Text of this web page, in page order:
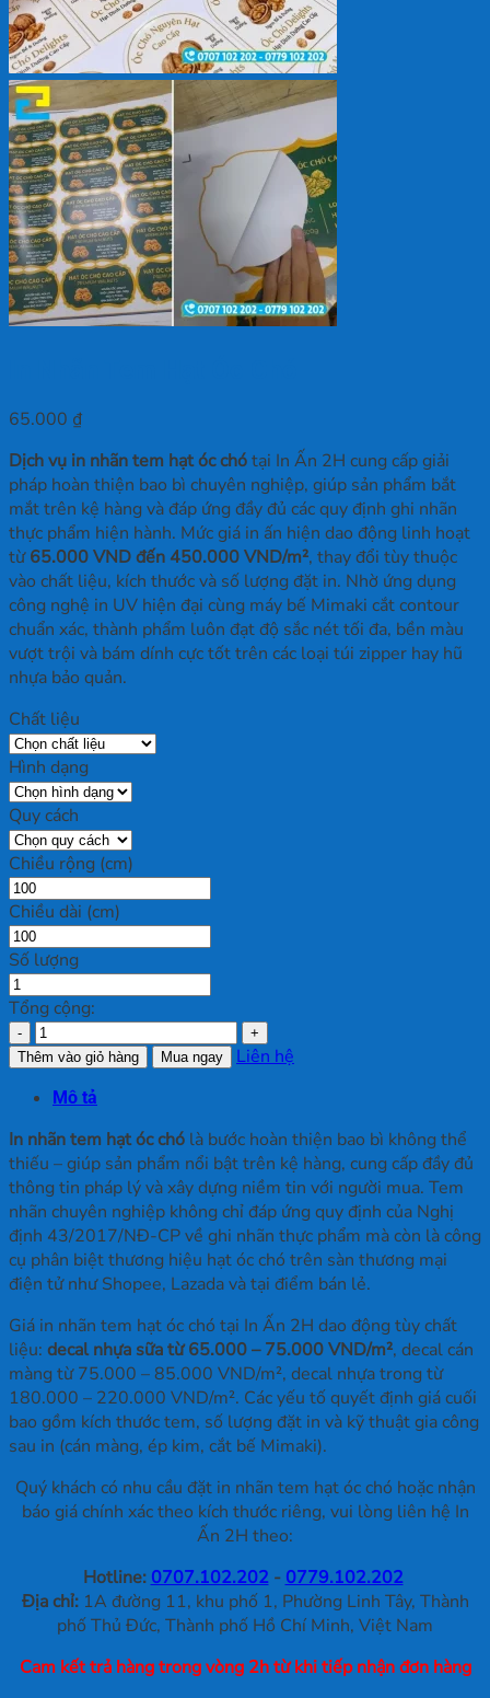
65.000 ₫
Dịch vụ in nhãn tem hạt óc chótại In Ấn 2H cung cấp giải
pháp hoàn thiện bao bì chuyên nghiệp, giúp sản phẩm bắt
mắt trên kệ hàng và đáp ứng đầy đủ các quy định ghi nhãn
thực phẩm hiện hành. Mức giá in ấn hiện dao động linh hoạt
từ65.000 VND đến 450.000 VND/m², thay đổi tùy thuộc
vào chất liệu, kích thước và số lượng đặt in. Nhờ ứng dụng
công nghệ in UV hiện đại cùng máy bế Mimaki cắt contour
chuẩn xác, thành phẩm luôn đạt độ sắc nét tối đa, bền màu
vượt trội và bám dính cực tốt trên các loại túi zipper hay hũ
nhựa bảo quản.
Chất liệu
Hình dạng
Quy cách
Chiều rộng (cm)
Chiều dài (cm)
Số lượng
Tổng cộng:
In
Nhãn
Hạt
Óc
Chó
số
lượng
Thêm vào giỏ hàng Mua ngay Liên hệ
Mô tả
In nhãn tem hạt óc chó là bước hoàn thiện bao bì không thể
thiếu – giúp sản phẩm nổi bật trên kệ hàng, cung cấp đầy đủ
thông tin pháp lý và xây dựng niềm tin với người mua. Tem
nhãn chuyên nghiệp không chỉ đáp ứng quy định của Nghị
định 43/2017/NĐ-CP về ghi nhãn thực phẩm mà còn là công
cụ phân biệt thương hiệu hạt óc chó trên sàn thương mại
điện tử như Shopee, Lazada và tại điểm bán lẻ.
Giá in nhãn tem hạt óc chó tại In Ấn 2H dao động tùy chất
liệu: decal nhựa sữa từ 65.000 – 75.000 VND/m², decal cán
màng từ 75.000 – 85.000 VND/m², decal nhựa trong từ
180.000 – 220.000 VND/m². Các yếu tố quyết định giá cuối
bao gồm kích thước tem, số lượng đặt in và kỹ thuật gia công
sau in (cán màng, ép kim, cắt bế Mimaki).
Quý khách có nhu cầu đặt in nhãn tem hạt óc chó hoặc nhận
báo giá chính xác theo kích thước riêng, vui lòng liên hệ In
Ấn 2H theo:
Hotline: 0707.102.202- 0779.102.202
Địa chỉ:1A đường 11, khu phố 1, Phường Linh Tây, Thành
phố Thủ Đức, Thành phố Hồ Chí Minh, Việt Nam
Cam kết trả hàng trong vòng 2h từ khi tiếp nhận đơn hàng